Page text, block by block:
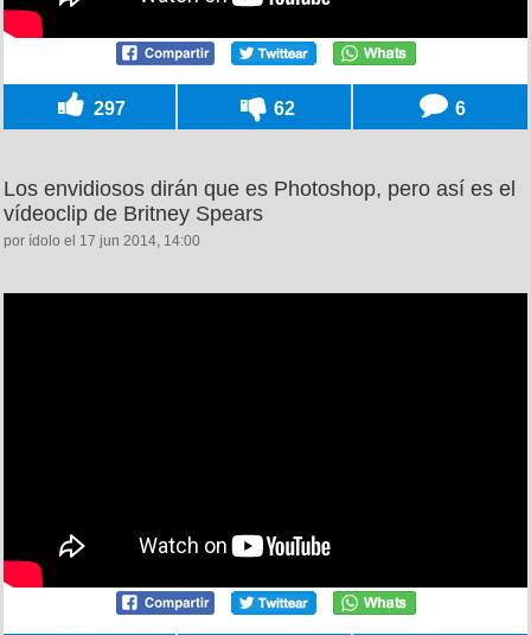
297 62 6
Los envidiosos dirán que es Photoshop, pero así es el
vídeoclip de Britney Spears
por ídolo el 17 jun 2014, 14:00